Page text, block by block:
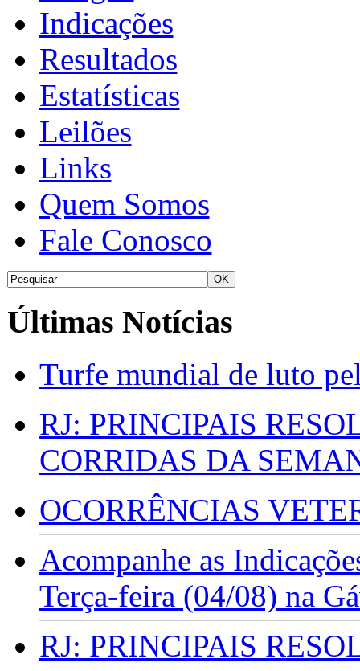
Indicações
Resultados
Estatísticas
Leilões
Links
Quem Somos
Fale Conosco
Últimas Notícias
Turfe mundial de luto
RJ: PRINCIPAIS
CORRIDAS DA
OCORRÊNCIAS
Acompanhe as
Terça-feira (04/08) na
RJ: PRINCIPAIS